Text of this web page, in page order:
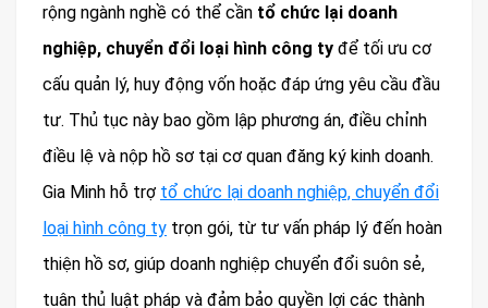
rộng ngành nghề có thể cần tổ chức lại doanh
nghiệp, chuyển đổi loại hình công ty để tối ưu cơ
cấu quản lý, huy động vốn hoặc đáp ứng yêu cầu đầu
tư. Thủ tục này bao gồm lập phương án, điều chỉnh
điều lệ và nộp hồ sơ tại cơ quan đăng ký kinh doanh.
Gia Minh hỗ trợ tổ chức lại doanh nghiệp, chuyển đổi
loại hình công ty trọn gói, từ tư vấn pháp lý đến hoàn
thiện hồ sơ, giúp doanh nghiệp chuyển đổi suôn sẻ,
tuân thủ luật pháp và đảm bảo quyền lợi các thành